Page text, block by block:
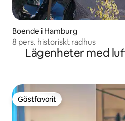
Boende i Hamburg
8 pers. historiskt radhus
Lägenheter med
Gästfavorit
Gästfavorit